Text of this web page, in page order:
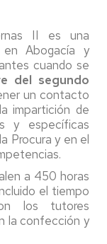
II es una
en Abogacía y
cuando se
del segundo
un contacto
impartición de
y específicas
Procura y en el
a 450 horas
el tiempo
los tutores
la confección y